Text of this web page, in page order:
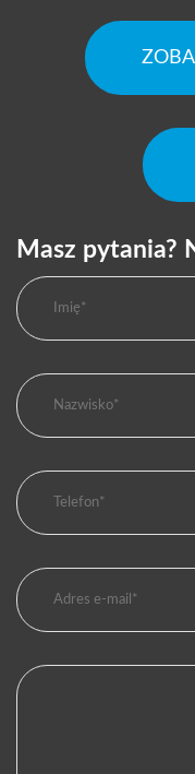
Masz pytania?